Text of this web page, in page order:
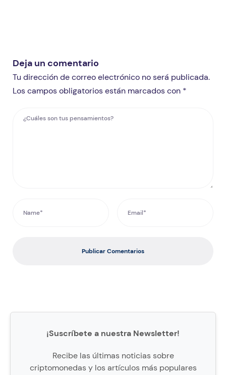
Deja un comentario
Tu dirección de correo electrónico no será publicada.
Los campos obligatorios están marcados con *
Publicar Comentarios
¡Suscríbete a nuestra Newsletter!
Recibe las últimas noticias sobre
criptomonedas y los artículos más populares